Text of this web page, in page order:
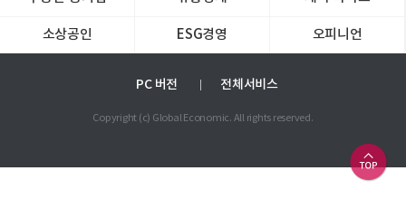
소상공인 ESG경영 오피니언
PC 버전 전체서비스
Copyright (c) Global Economic. All rights reserved.